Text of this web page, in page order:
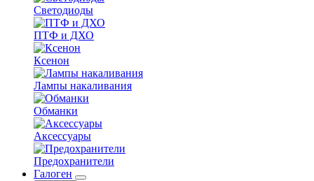
Светодиоды
ПТФ и ДХО
Ксенон
Лампы накаливания
Обманки
Аксессуары
Предохранители
Галоген